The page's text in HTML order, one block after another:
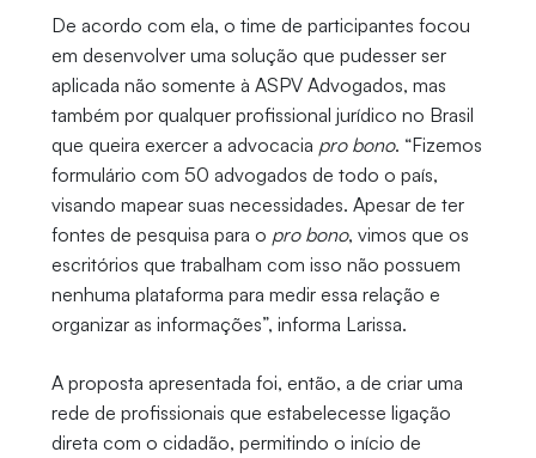
De acordo com ela, o time de participantes focou
em desenvolver uma solução que pudesser ser
aplicada não somente à ASPV Advogados, mas
também por qualquer profissional jurídico no Brasil
que queira exercer a advocacia pro bono. “Fizemos
formulário com 50 advogados de todo o país,
visando mapear suas necessidades. Apesar de ter
fontes de pesquisa para o pro bono, vimos que os
escritórios que trabalham com isso não possuem
nenhuma plataforma para medir essa relação e
organizar as informações”, informa Larissa.
A proposta apresentada foi, então, a de criar uma
rede de profissionais que estabelecesse ligação
direta com o cidadão, permitindo o início de